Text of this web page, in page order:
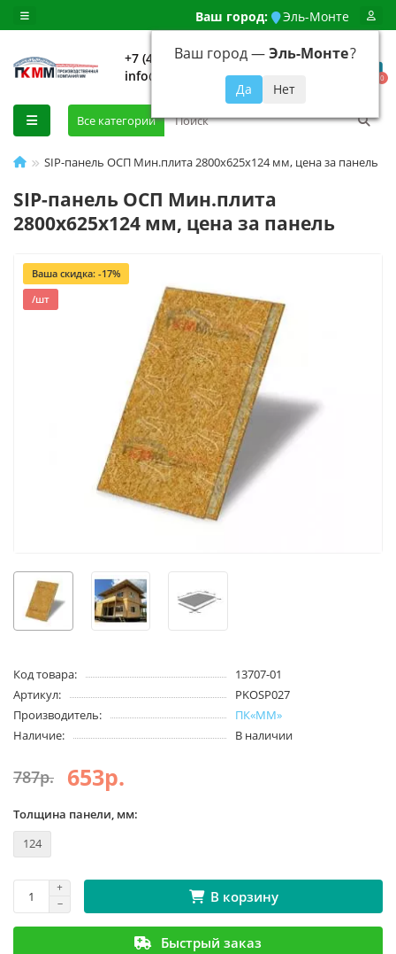
Ваш город: Эль-Монте
Ваш город —Эль-Монте?
+7 (499) 648-92-94
info@evroshtaketnikmoskva.ru
0
Все категории
SIP-панель ОСП Мин.плита 2800х625х124 мм, цена за панель
SIP-панель ОСП Мин.плита
2800х625х124 мм, цена за панель
Ваша скидка: -17%
/шт
Код товара:
13707-01
Артикул:
PKOSP027
Производитель:
ПК«ММ»
Наличие:
В наличии
787р. 653р.
Толщина панели, мм:
124
В корзину
Быстрый заказ